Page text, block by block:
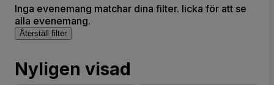
Inga evenemang matchar dina filter. licka för att se
alla evenemang.
Återställ filter
Nyligen visad